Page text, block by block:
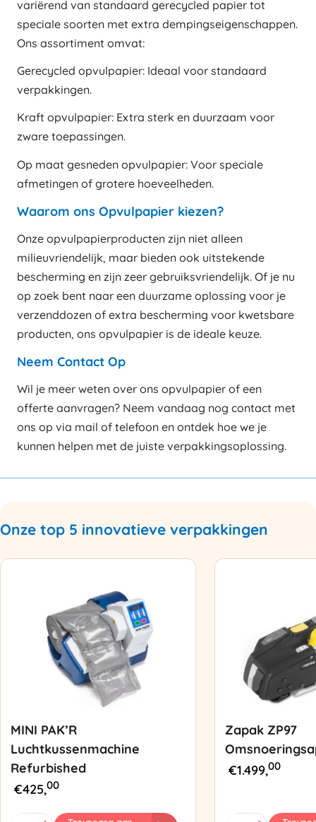
variërend van standaard gerecycled papier tot
speciale soorten met extra dempingseigenschappen.
Ons assortiment omvat:
Gerecycled opvulpapier: Ideaal voor standaard
verpakkingen.
Kraft opvulpapier: Extra sterk en duurzaam voor
zware toepassingen.
Op maat gesneden opvulpapier: Voor speciale
afmetingen of grotere hoeveelheden.
Waarom ons Opvulpapier kiezen?
Onze opvulpapierproducten zijn niet alleen
milieuvriendelijk, maar bieden ook uitstekende
bescherming en zijn zeer gebruiksvriendelijk. Of je nu
op zoek bent naar een duurzame oplossing voor je
verzenddozen of extra bescherming voor kwetsbare
producten, ons opvulpapier is de ideale keuze.
Neem Contact Op
Wil je meer weten over ons opvulpapier of een
offerte aanvragen? Neem vandaag nog contact met
ons op via mail of telefoon en ontdek hoe we je
kunnen helpen met de juiste verpakkingsoplossing.
Onze top 5 innovatieve verpakkingen
MINI PAK’R
Luchtkussenmachine
Refurbished
€425,00
Zapak ZP97
€1.499,00